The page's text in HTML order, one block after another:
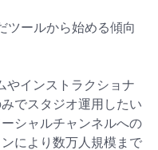
ツールから始める傾向
やインストラクショナ
でスタジオ運用したい
シャルチャンネルへの
により数万人規模まで